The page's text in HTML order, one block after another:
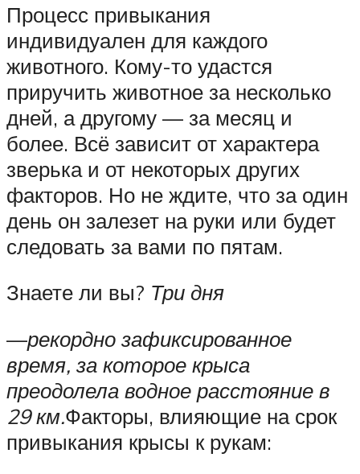
Процесс привыкания
индивидуален для каждого
животного. Кому-то удастся
приручить животное за несколько
дней, а другому — за месяц и
более. Всё зависит от характера
зверька и от некоторых других
факторов. Но не ждите, что за один
день он залезет на руки или будет
следовать за вами по пятам.
Знаете ли вы? Три дня
—рекордно зафиксированное
время, за которое крыса
преодолела водное расстояние в
29 км.Факторы, влияющие на срок
привыкания крысы к рукам: